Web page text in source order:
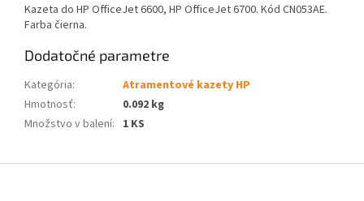
Kazeta do HP OfficeJet 6600, HP OfficeJet 6700. Kód CN053AE.
Farba čierna.
Dodatočné parametre
Kategória:
Atramentové kazety HP
Hmotnosť:
0.092 kg
Množstvo v balení: 1 KS